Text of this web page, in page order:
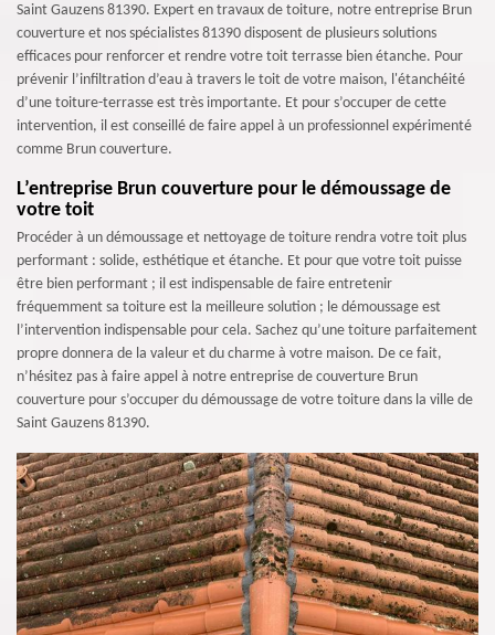
Saint Gauzens 81390. Expert en travaux de toiture, notre entreprise Brun
couverture et nos spécialistes 81390 disposent de plusieurs solutions
efficaces pour renforcer et rendre votre toit terrasse bien étanche. Pour
prévenir l’infiltration d’eau à travers le toit de votre maison, l'étanchéité
d’une toiture-terrasse est très importante. Et pour s’occuper de cette
intervention, il est conseillé de faire appel à un professionnel expérimenté
comme Brun couverture.
L’entreprise Brun couverture pour le démoussage de
votre toit
Procéder à un démoussage et nettoyage de toiture rendra votre toit plus
performant : solide, esthétique et étanche. Et pour que votre toit puisse
être bien performant ; il est indispensable de faire entretenir
fréquemment sa toiture est la meilleure solution ; le démoussage est
l’intervention indispensable pour cela. Sachez qu’une toiture parfaitement
propre donnera de la valeur et du charme à votre maison. De ce fait,
n’hésitez pas à faire appel à notre entreprise de couverture Brun
couverture pour s’occuper du démoussage de votre toiture dans la ville de
Saint Gauzens 81390.